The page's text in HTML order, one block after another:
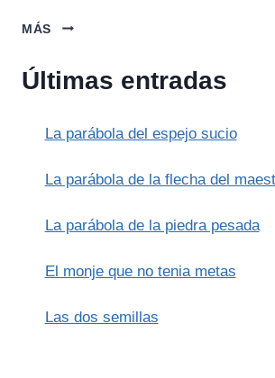
MÁS
CREACIÓN
Y
Últimas entradas
La parábola del espejo sucio
La parábola de la flecha del
La parábola de la piedra pesada
El monje que no tenia metas
Las dos semillas